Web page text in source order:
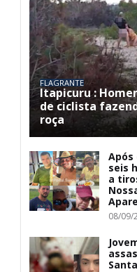
FLAGRANTE
Itapicuru :
de ciclista
roça
Após
seis
a
08/09/